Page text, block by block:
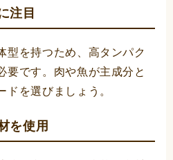
注目
型を持つため、高タンパク
要です。肉や魚が主成分と
ドを選びましょう。
を使用